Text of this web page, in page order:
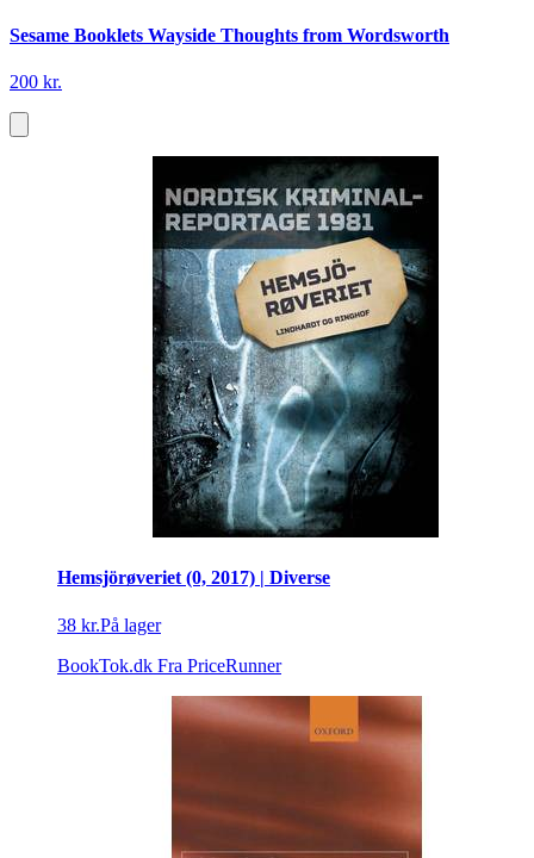
Sesame Booklets Wayside Thoughts from Wordsworth
200 kr.
Hemsjörøveriet (0, 2017) | Diverse
38 kr.På lager
BookTok.dk Fra PriceRunner